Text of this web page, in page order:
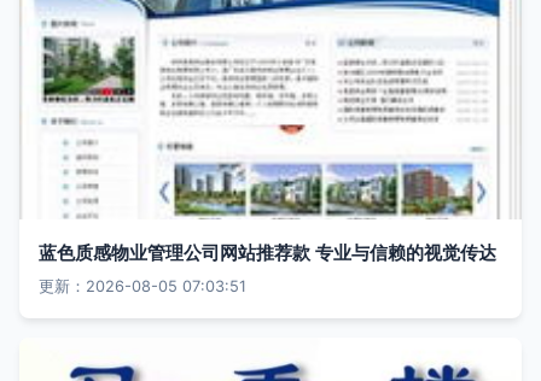
蓝色质感物业管理公司网站推荐款 专业与信赖的视觉传达
更新：2026-08-05 07:03:51